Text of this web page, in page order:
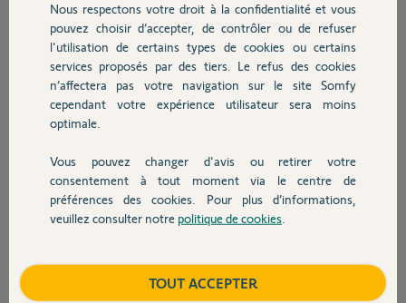
Chauffage
Autres produits
Devis avec un pro
Contact
Je suis dubitatif
Merci,
Sebastien P.
il y a presque 2 ans
Participer au fil de discussion
Réponses
Chaque caméra nécessite 5 mégas de débit permanent sur le Wifi, plus le
Link qui lui est peu gourmant car pas de vidéo.
Nous respectons votre droit à la confidentialité et vous
pouvez choisir d’accepter, de contrôler ou de refuser
l'utilisation de certains types de cookies ou certains
services proposés par des tiers. Le refus des cookies
n’affectera pas votre navigation sur le site Somfy
cependant votre expérience utilisateur sera moins
optimale.
Vous pouvez changer d'avis ou retirer votre
consentement à tout moment via le centre de
préférences des cookies. Pour plus d’informations,
veuillez consulter notre politique de cookies
TOUT ACCEPTER